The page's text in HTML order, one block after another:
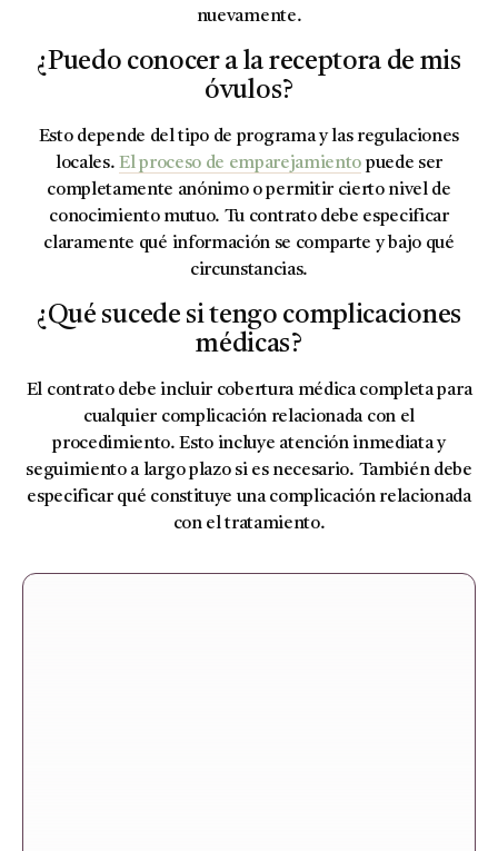
nuevamente.
¿Puedo conocer a la receptora de mis
óvulos?
Esto depende del tipo de programa y las regulaciones
locales.El proceso de emparejamiento puede ser
completamente anónimo o permitir cierto nivel de
conocimiento mutuo. Tu contrato debe especificar
claramente qué información se comparte y bajo qué
circunstancias.
¿Qué sucede si tengo complicaciones
médicas?
El contrato debe incluir cobertura médica completa para
cualquier complicación relacionada con el
procedimiento. Esto incluye atención inmediata y
seguimiento a largo plazo si es necesario. También debe
especificar qué constituye una complicación relacionada
con el tratamiento.